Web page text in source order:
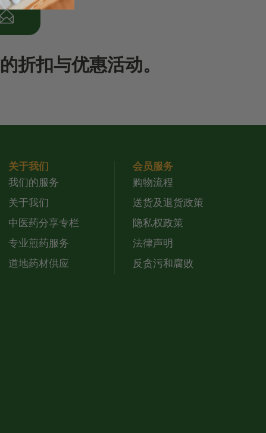
折扣与优惠活动。
关于我们
我们的服务
关于我们
中医药分享专栏
专业煎药服务
道地药材供应
会员服务
购物流程
送货及退货政策
隐私权政策
法律声明
反贪污和腐败